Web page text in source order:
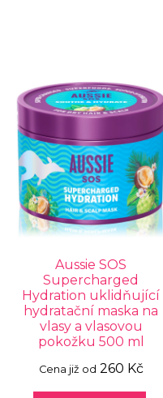
Aussie SOS
Supercharged
Hydration uklidňující
hydratační maska na
vlasy a vlasovou
pokožku 500 ml
Cena již od 260 Kč